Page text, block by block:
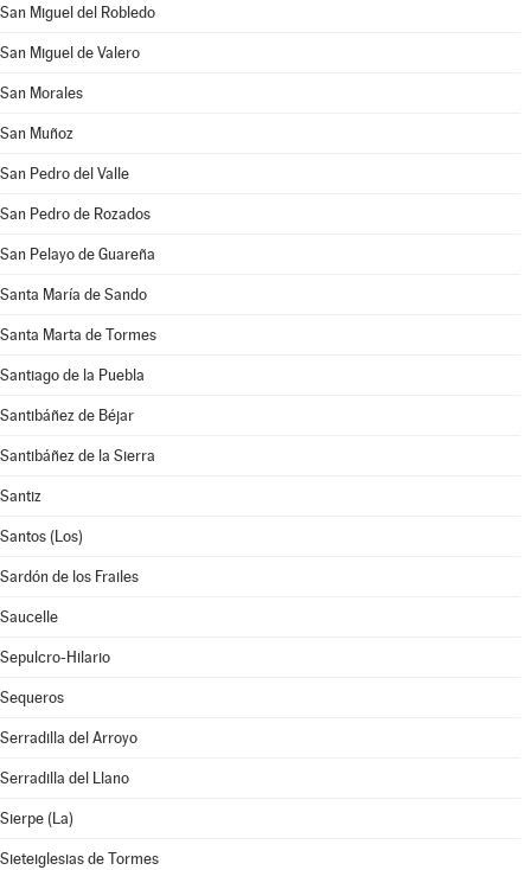
San Miguel del Robledo
San Miguel de Valero
San Morales
San Muñoz
San Pedro del Valle
San Pedro de Rozados
San Pelayo de Guareña
Santa María de Sando
Santa Marta de Tormes
Santiago de la Puebla
Santibáñez de Béjar
Santibáñez de la Sierra
Santiz
Santos (Los)
Sardón de los Frailes
Saucelle
Sepulcro-Hilario
Sequeros
Serradilla del Arroyo
Serradilla del Llano
Sierpe (La)
Sieteiglesias de Tormes